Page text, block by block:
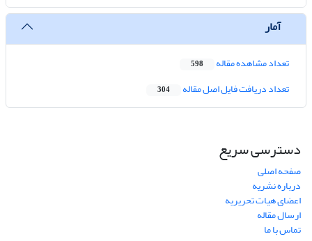
آمار
تعداد مشاهده مقاله 598
تعداد دریافت فایل اصل مقاله 304
دسترسی سریع
صفحه اصلی
درباره نشریه
اعضای هیات تحریریه
ارسال مقاله
تماس با ما